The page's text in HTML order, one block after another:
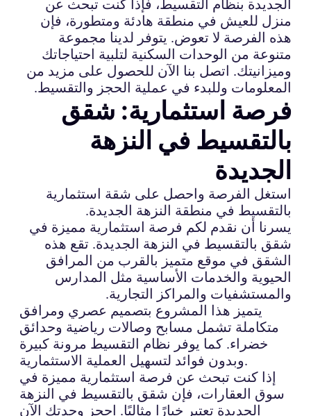
الجديدة بنظام التقسيط، فإذا كنت تبحث عن
منزل للعيش في منطقة هادئة ومتطورة، فإن
هذه الفرصة لا تعوض. يتوفر لدينا مجموعة
متنوعة من الوحدات السكنية لتلبية احتياجاتك
وميزانيتك. اتصل بنا الآن للحصول على مزيد من
المعلومات وللبدء في عملية الحجز والتقسيط.
فرصة استثمارية: شقق
بالتقسيط في النزهة
الجديدة
استغل الفرصة واحصل على شقة استثمارية
بالتقسيط في منطقة النزهة الجديدة.
يسرنا أن نقدم لكم فرصة استثمارية مميزة في
شقق بالتقسيط في النزهة الجديدة. تقع هذه
الشقق في موقع متميز بالقرب من المرافق
الحيوية والخدمات الأساسية مثل المدارس
والمستشفيات والمراكز التجارية.
يتميز هذا المشروع بتصميم عصري ومرافق
متكاملة تشمل مسابح وصالات رياضية وحدائق
خضراء. كما يوفر نظام التقسيط مرونة كبيرة
وبدون فوائد لتسهيل العملية الاستثمارية.
إذا كنت تبحث عن فرصة استثمارية مميزة في
سوق العقارات، فإن شقق بالتقسيط في النزهة
الجديدة تعتبر خيارًا مثاليًا. احجز وحدتك الآن